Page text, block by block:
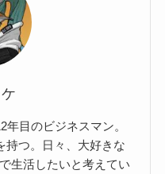
目のビジネスマン。
持つ。日々、大好きな
生活したいと考えてい